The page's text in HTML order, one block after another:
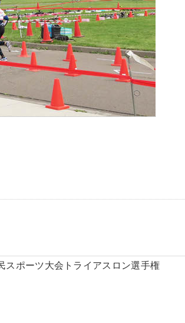
ポーツ大会トライアスロン選手権